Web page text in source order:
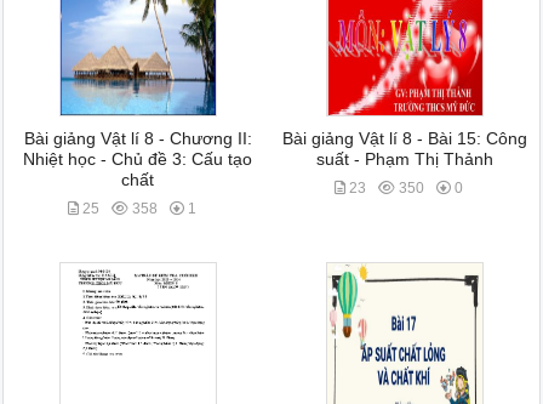
Bài giảng Vật lí 8 - Chương II:
Nhiệt học - Chủ đề 3: Cấu tạo
chất
25 358 1
Bài giảng Vật lí 8 - Bài 15: Công
suất - Phạm Thị Thảnh
23 350 0